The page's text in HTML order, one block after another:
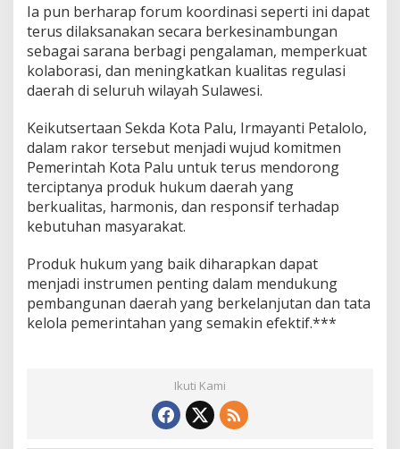
Ia pun berharap forum koordinasi seperti ini dapat
terus dilaksanakan secara berkesinambungan
sebagai sarana berbagi pengalaman, memperkuat
kolaborasi, dan meningkatkan kualitas regulasi
daerah di seluruh wilayah Sulawesi.
Keikutsertaan Sekda Kota Palu, Irmayanti Petalolo,
dalam rakor tersebut menjadi wujud komitmen
Pemerintah Kota Palu untuk terus mendorong
terciptanya produk hukum daerah yang
berkualitas, harmonis, dan responsif terhadap
kebutuhan masyarakat.
Produk hukum yang baik diharapkan dapat
menjadi instrumen penting dalam mendukung
pembangunan daerah yang berkelanjutan dan tata
kelola pemerintahan yang semakin efektif.***
Ikuti Kami